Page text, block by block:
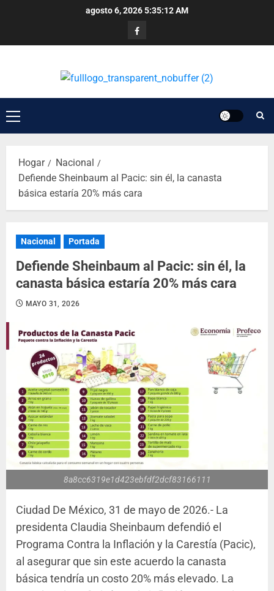
agosto 6, 20265:35:12 AM
Hogar
Nacional
Defiende Sheinbaum al Pacic: sin él, la canasta
básica estaría 20% más cara
Nacional Portada
Defiende Sheinbaum al Pacic: sin él, la
canasta básica estaría 20% más cara
MAYO 31, 2026
8a8cc6319e1d423ebfdf2dcf83166111
Ciudad De México, 31 de mayo de 2026.- La
presidenta Claudia Sheinbaum defendió el
Programa Contra la Inflación y la Carestía (Pacic),
al asegurar que sin este acuerdo la canasta
básica tendría un costo 20% más elevado. La